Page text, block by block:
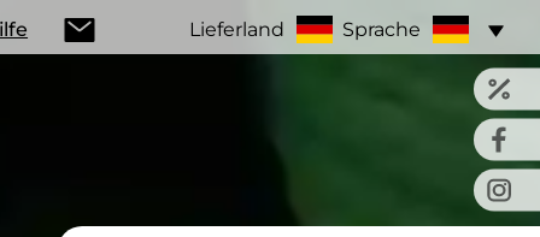
Lieferland Sprache